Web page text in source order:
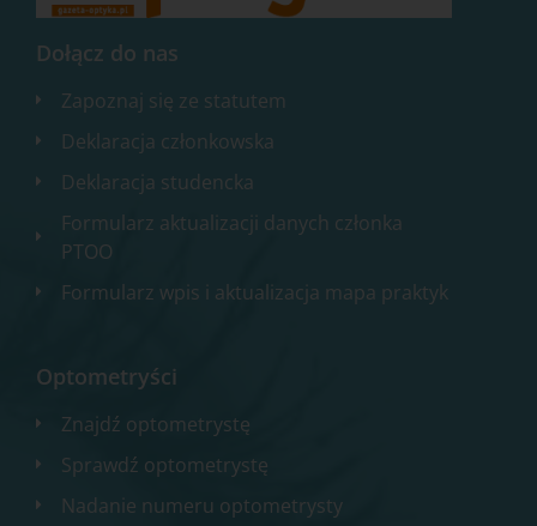
Dołącz do nas
Zapoznaj się ze statutem
Deklaracja członkowska
Deklaracja studencka
Formularz aktualizacji danych członka
PTOO
Formularz wpis i aktualizacja mapa praktyk
Optometryści
Znajdź optometrystę
Sprawdź optometrystę
Nadanie numeru optometrysty